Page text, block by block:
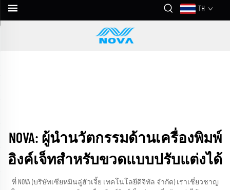
TH
NOVA: ผู้นำนวัตกรรมด้านเครื่องพิมพ์
อิงค์เจ็ทสำหรับขวดแบบปรับแต่งได้
ที่ NOVA (บริษัทเซียหมินลู่ฮัวเจี้ย เทคโนโลยีดิจิทัล จำกัด) เราเชี่ยวชาญ